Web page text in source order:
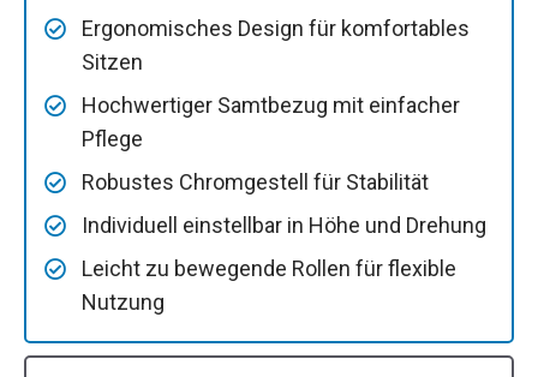
Ergonomisches Design für komfortables
Sitzen
Hochwertiger Samtbezug mit einfacher
Pflege
Robustes Chromgestell für Stabilität
Individuell einstellbar in Höhe und Drehung
Leicht zu bewegende Rollen für flexible
Nutzung